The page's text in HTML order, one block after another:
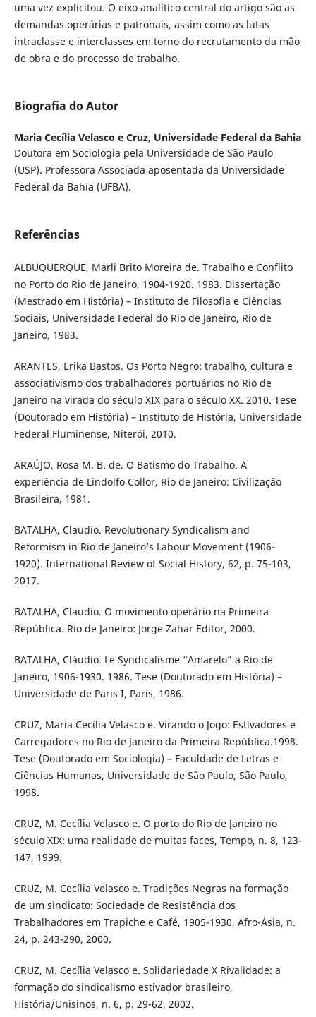
uma vez explicitou. O eixo analítico central do artigo são as
demandas operárias e patronais, assim como as lutas
intraclasse e interclasses em torno do recrutamento da mão
de obra e do processo de trabalho.
Biografia do Autor
Maria Cecília Velasco e Cruz, Universidade Federal da Bahia
Doutora em Sociologia pela Universidade de São Paulo
(USP). Professora Associada aposentada da Universidade
Federal da Bahia (UFBA).
Referências
ALBUQUERQUE, Marli Brito Moreira de. Trabalho e Conflito
no Porto do Rio de Janeiro, 1904-1920. 1983. Dissertação
(Mestrado em História) – Instituto de Filosofia e Ciências
Sociais, Universidade Federal do Rio de Janeiro, Rio de
Janeiro, 1983.
ARANTES, Erika Bastos. Os Porto Negro: trabalho, cultura e
associativismo dos trabalhadores portuários no Rio de
Janeiro na virada do século XIX para o século XX. 2010. Tese
(Doutorado em História) – Instituto de História, Universidade
Federal Fluminense, Niterói, 2010.
ARAÚJO, Rosa M. B. de. O Batismo do Trabalho. A
experiência de Lindolfo Collor, Rio de Janeiro: Civilização
Brasileira, 1981.
BATALHA, Claudio. Revolutionary Syndicalism and
Reformism in Rio de Janeiro’s Labour Movement (1906-
1920). International Review of Social History, 62, p. 75-103,
2017.
BATALHA, Claudio. O movimento operário na Primeira
República. Rio de Janeiro: Jorge Zahar Editor, 2000.
BATALHA, Cláudio. Le Syndicalisme “Amarelo” a Rio de
Janeiro, 1906-1930. 1986. Tese (Doutorado em História) –
Universidade de Paris I, Paris, 1986.
CRUZ, Maria Cecília Velasco e. Virando o Jogo: Estivadores e
Carregadores no Rio de Janeiro da Primeira República.1998.
Tese (Doutorado em Sociologia) – Faculdade de Letras e
Ciências Humanas, Universidade de São Paulo, São Paulo,
1998.
CRUZ, M. Cecília Velasco e. O porto do Rio de Janeiro no
século XIX: uma realidade de muitas faces, Tempo, n. 8, 123-
147, 1999.
CRUZ, M. Cecília Velasco e. Tradições Negras na formação
de um sindicato: Sociedade de Resistência dos
Trabalhadores em Trapiche e Café, 1905-1930, Afro-Ásia, n.
24, p. 243-290, 2000.
CRUZ, M. Cecília Velasco e. Solidariedade X Rivalidade: a
formação do sindicalismo estivador brasileiro,
História/Unisinos, n. 6, p. 29-62, 2002.